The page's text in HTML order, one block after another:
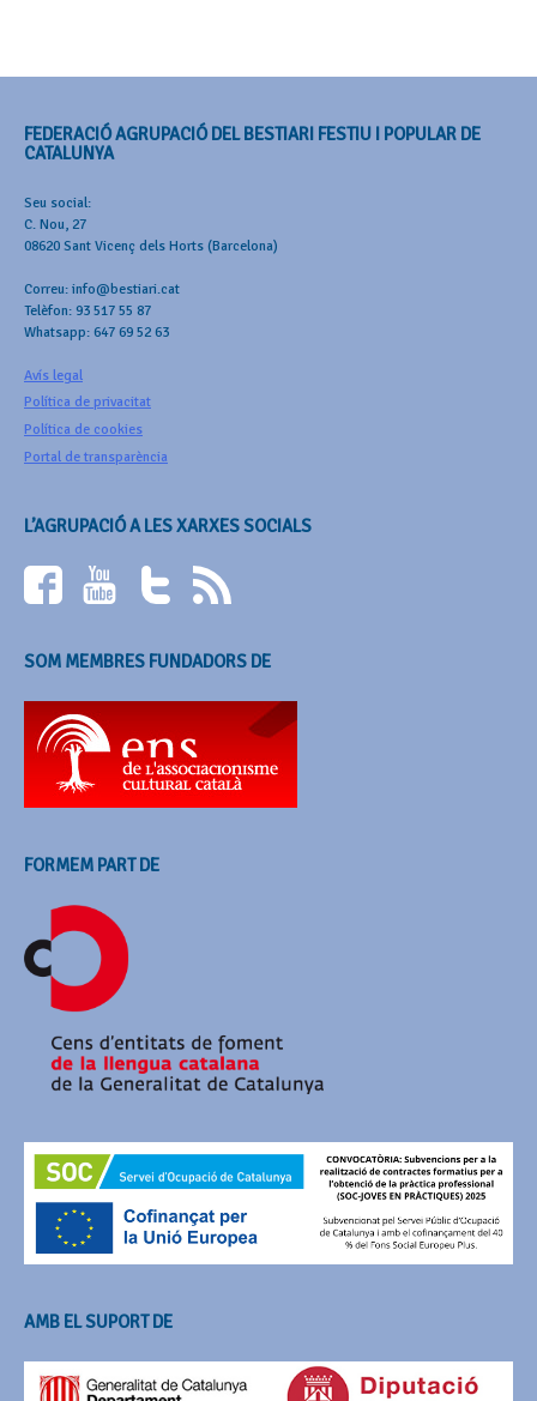
FEDERACIÓ AGRUPACIÓ DEL BESTIARI FESTIU I POPULAR DE
CATALUNYA
Seu social:
C. Nou, 27
08620 Sant Vicenç dels Horts (Barcelona)
Correu: info@bestiari.cat
Telèfon: 93 517 55 87
Whatsapp: 647 69 52 63
Avís legal
Política de privacitat
Política de cookies
Portal de transparència
L’AGRUPACIÓ A LES XARXES SOCIALS
SOM MEMBRES FUNDADORS DE
FORMEM PART DE
AMB EL SUPORT DE